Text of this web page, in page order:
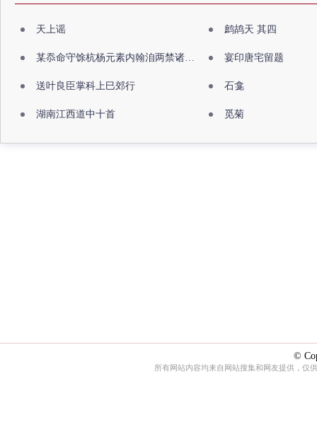
天上谣 鹧鸪天 其四
某忝命守馀杭杨元素内翰洎两禁诸公出祖佛寺 宴印唐宅留题
送叶良臣掌科上巳郊行 石龛
湖南江西道中十首 觅菊
©
所有网站内容均来自网站搜集和网友提供，仅